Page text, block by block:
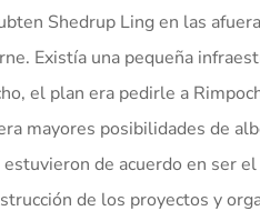
Shedrup Ling en las
Existía una pequeña
el plan era pedirle a
mayores posibilidades de
de acuerdo en ser
de los proyectos y